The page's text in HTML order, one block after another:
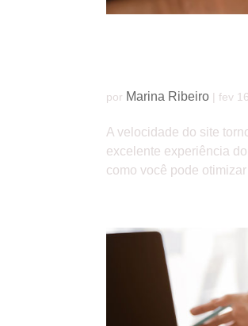
por Marina Ribeiro |fev
A velocidade do site
excelente experiência
como você pode